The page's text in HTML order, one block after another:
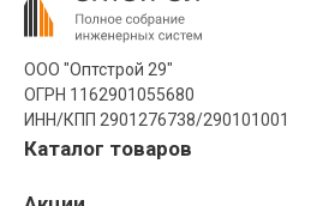
ООО "Оптстрой 29"
ОГРН 1162901055680
ИНН/КПП 2901276738/290101001
Каталог товаров